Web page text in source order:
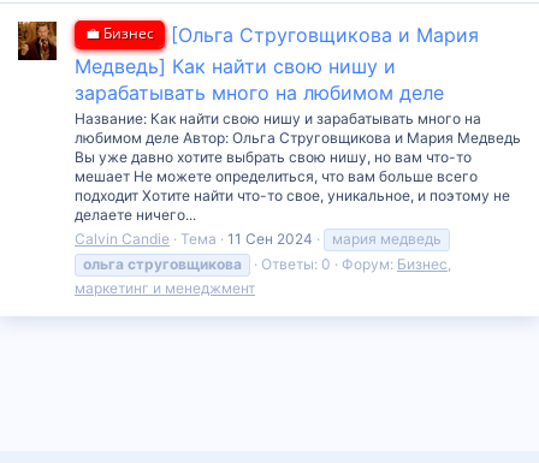
💼 Бизнес
[Ольга Струговщикова и Мария
Медведь] Как найти свою нишу и
зарабатывать много на любимом деле
Название: Как найти свою нишу и зарабатывать много на
любимом деле Автор: Ольга Струговщикова и Мария Медведь
Вы уже давно хотите выбрать свою нишу, но вам что-то
мешает Не можете определиться, что вам больше всего
подходит Хотите найти что-то свое, уникальное, и поэтому не
делаете ничего...
Calvin Candie Тема 11 Сен 2024
мария медведь
ольга струговщикова Ответы: 0 Форум: Бизнес,
маркетинг и менеджмент